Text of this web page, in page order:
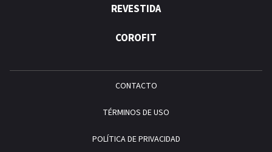
REVESTIDA
COROFIT
CONTACTO
TÉRMINOS DE USO
POLÍTICA DE PRIVACIDAD